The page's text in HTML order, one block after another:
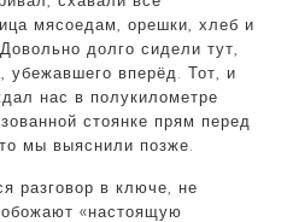
мясоедам, орешки, хлеб и
долго сидели тут,
убежавшего вперёд. Тот, и
нас в полукилометре
стоянке прям перед
мы выяснили позже.
разговор в ключе, не
«настоящую